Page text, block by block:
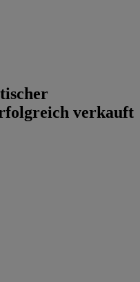
verkauft